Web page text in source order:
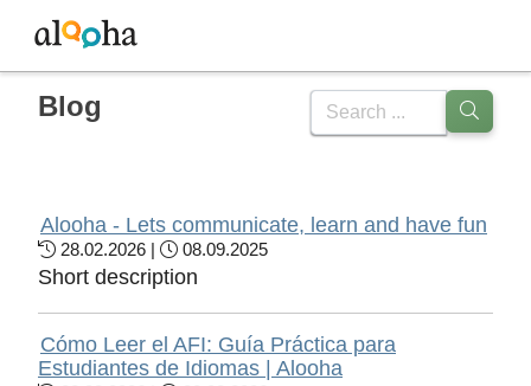
Blog
Sa, 08. August 2026 |
Blog
Alooha - Lets communicate, learn and have fun
28.02.2026 | 08.09.2025
Short description
Cómo Leer el AFI: Guía Práctica para
Estudiantes de Idiomas | Alooha